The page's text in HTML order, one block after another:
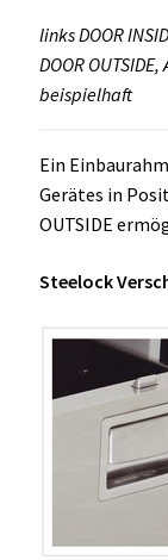
links DOOR
DOOR OUTSIDE,
beispielhaft
Ein
Gerätes in
OUTSIDE
Steelock